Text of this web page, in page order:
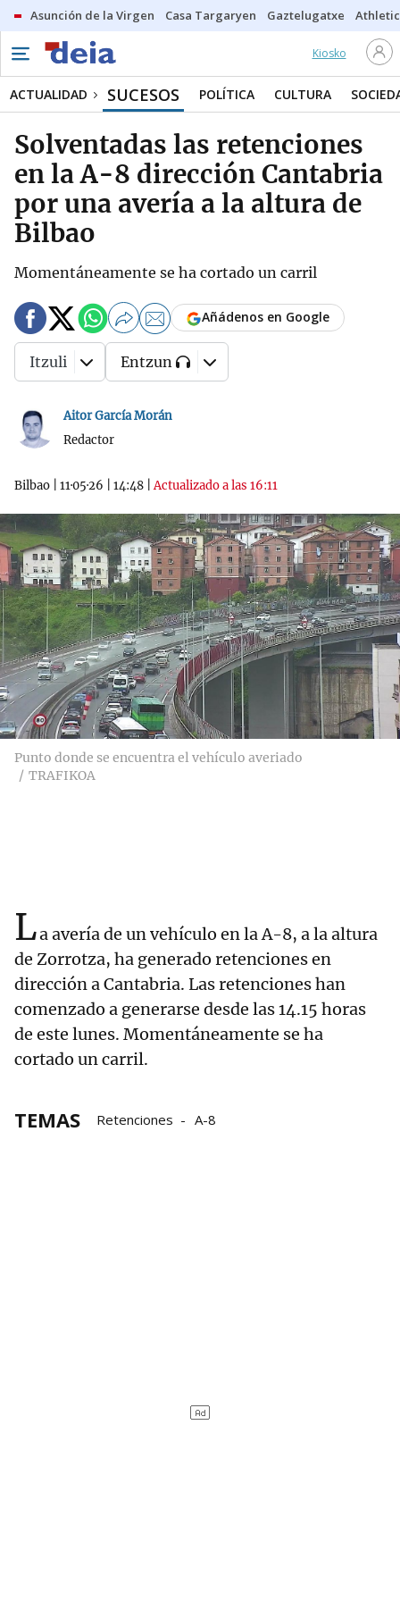
Asunción de la Virgen Casa Targaryen Gaztelugatxe Athletic
Kiosko
ACTUALIDAD SUCESOS POLÍTICA CULTURA
Solventadas las retenciones
en la A-8 dirección Cantabria
por una avería a la altura de
Bilbao
Momentáneamente se ha cortado un carril
Aitor García Morán
Redactor
Bilbao 11·05·26 14:48 |Actualizado a las 16:11
Añádenos en Google
Itzuli Entzun
Punto donde se encuentra el vehículo averiado
TRAFIKOA
La avería de un vehículo en la A-8, a la altura
de Zorrotza, ha generado retenciones en
dirección a Cantabria. Las retenciones han
comenzado a generarse desde las 14.15 horas
de este lunes. Momentáneamente se ha
cortado un carril.
TEMAS Retenciones A-8